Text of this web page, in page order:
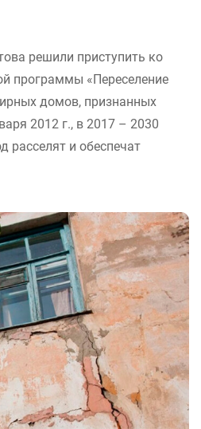
решили приступить ко
программы «Переселение
домов, признанных
2012 г., в 2017 – 2030
расселят и обеспечат